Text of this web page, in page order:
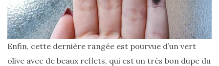
(61)
Mode
(502)
Actualités
Enfin, cette dernière rangée est pourvue d’un vert
olive avec de beaux reflets, qui est un très bon dupe du